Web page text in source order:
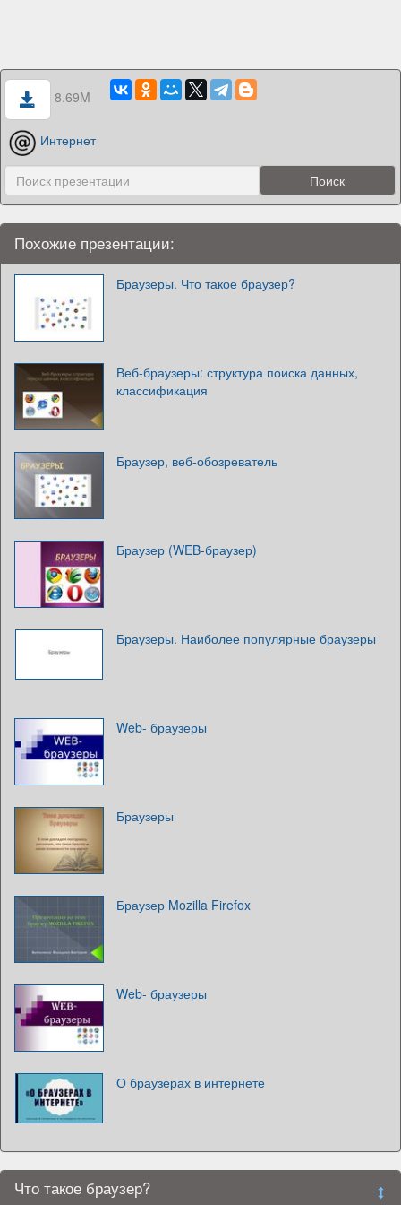
8.69M
Интернет
Похожие презентации:
Браузеры. Что такое браузер?
Веб-браузеры: структура поиска данных,
классификация
Браузер, веб-обозреватель
Браузер (WEB-браузер)
Браузеры. Наиболее популярные браузеры
Web- браузеры
Браузеры
Браузер Mozilla Firefox
Web- браузеры
О браузерах в интернете
Что такое браузер?